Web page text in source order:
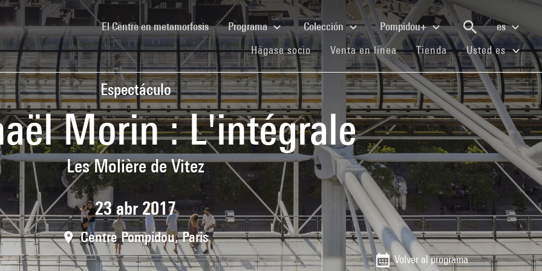
El Centre en metamorfosis(current)Programa Colección Pompidou+
es
Hágase socio(current)Venta en línea(current)
Tienda(current)Usted es
Espectáculo
Morin : L'intégrale
Les Molière de Vitez
23 abr 2017
Centre Pompidou, Paris
Volver al programa